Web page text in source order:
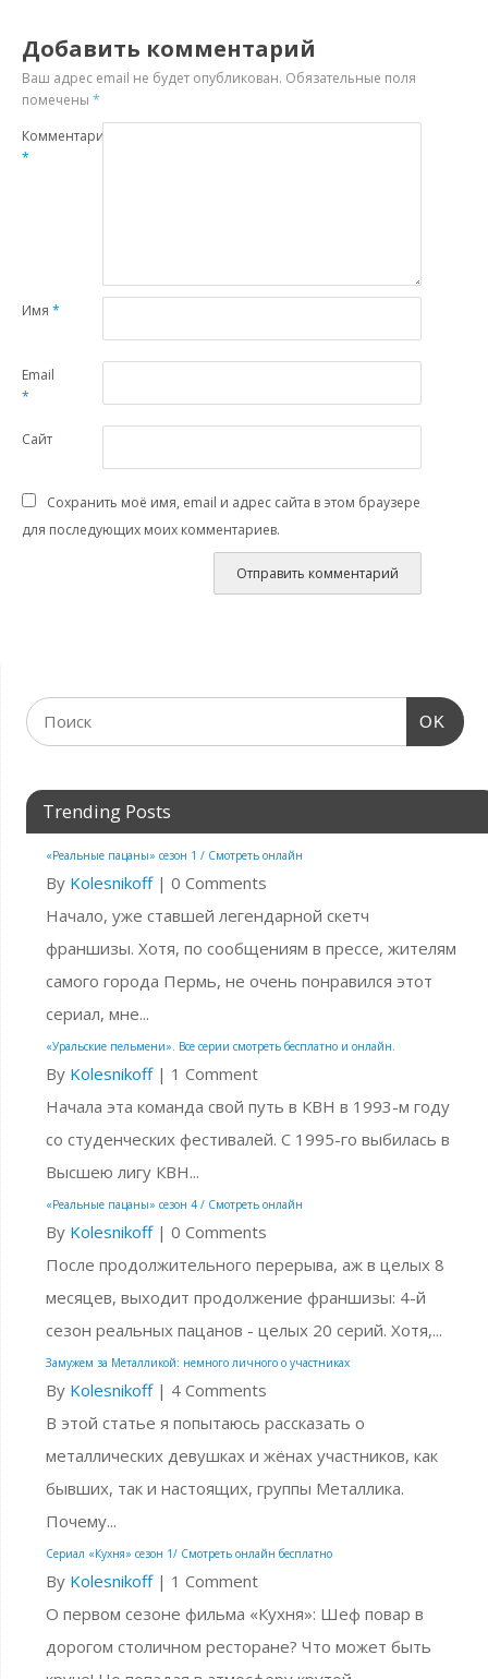
Добавить комментарий
Ваш адрес email не будет опубликован. Обязательные поля
помечены*
Комментарий
*
Имя*
Email
*
Сайт
Сохранить моё имя, email и адрес сайта в этом браузере
для последующих моих комментариев.
OK
Trending Posts
«Реальные пацаны» сезон 1 / Смотреть онлайн
By Kolesnikoff| 0 Comments
Начало, уже ставшей легендарной скетч
франшизы. Хотя, по сообщениям в прессе, жителям
самого города Пермь, не очень понравился этот
сериал, мне...
«Уральские пельмени». Все серии смотреть бесплатно и онлайн.
By Kolesnikoff| 1 Comment
Начала эта команда свой путь в КВН в 1993-м году
со студенческих фестивалей. С 1995-го выбилась в
Высшею лигу КВН...
«Реальные пацаны» сезон 4 / Смотреть онлайн
By Kolesnikoff| 0 Comments
После продолжительного перерыва, аж в целых 8
месяцев, выходит продолжение франшизы: 4-й
сезон реальных пацанов - целых 20 серий. Хотя,...
Замужем за Металликой: немного личного о участниках
By Kolesnikoff| 4 Comments
В этой статье я попытаюсь рассказать о
металлических девушках и жёнах участников, как
бывших, так и настоящих, группы Металлика.
Почему...
Сериал «Кухня» сезон 1/ Смотреть онлайн бесплатно
By Kolesnikoff| 1 Comment
О первом сезоне фильма «Кухня»: Шеф повар в
дорогом столичном ресторане? Что может быть